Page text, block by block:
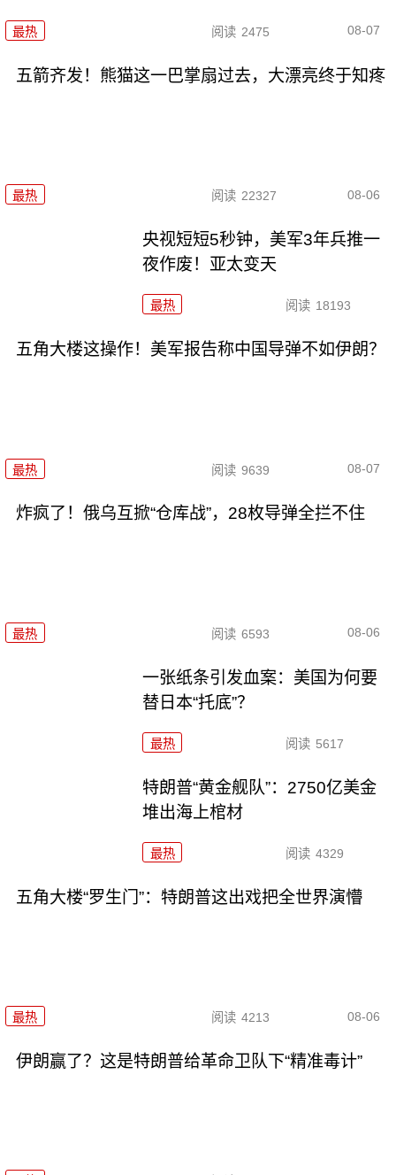
最热 阅读 2475 08-07
五箭齐发！熊猫这一巴掌扇过去，大漂亮终于知疼
最热 阅读 22327 08-06
央视短短5秒钟，美军3年兵推一
夜作废！亚太变天
最热 阅读 18193
五角大楼这操作！美军报告称中国导弹不如伊朗？
最热 阅读 9639 08-07
炸疯了！俄乌互掀“仓库战”，28枚导弹全拦不住
最热 阅读 6593 08-06
一张纸条引发血案：美国为何要
替日本“托底”？
最热 阅读 5617
特朗普“黄金舰队”：2750亿美金
堆出海上棺材
最热 阅读 4329
五角大楼“罗生门”：特朗普这出戏把全世界演懵
最热 阅读 4213 08-06
伊朗赢了？这是特朗普给革命卫队下“精准毒计”